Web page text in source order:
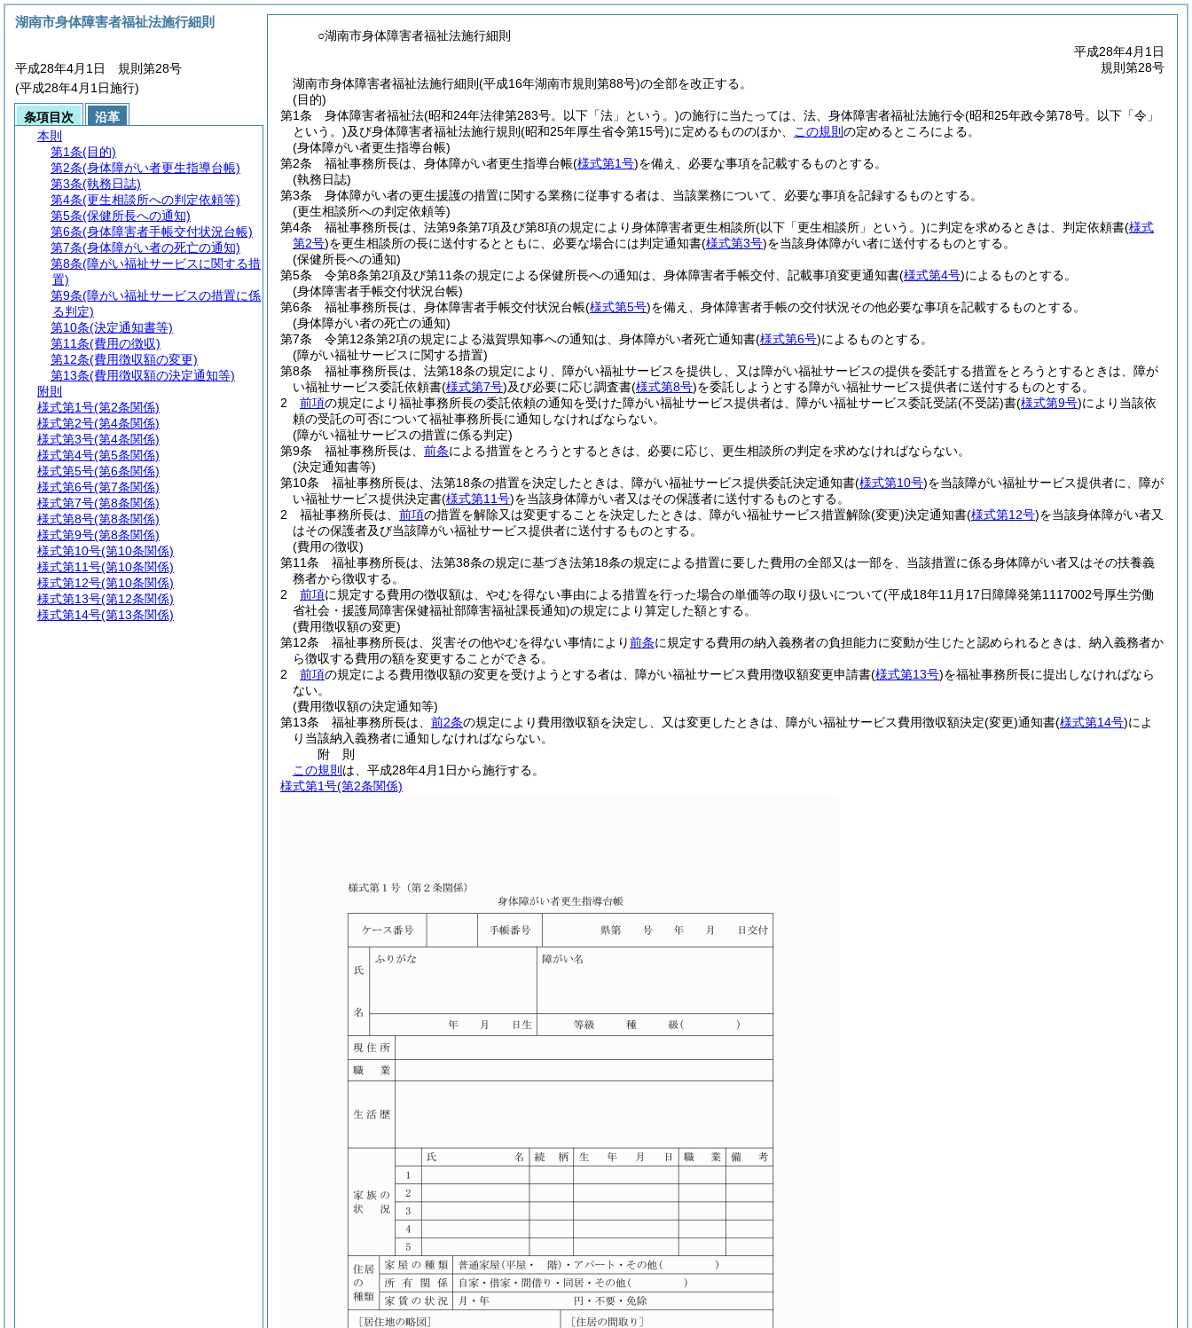
○湖南市身体障害者福祉法施行細則
平成28年4月1日
規則第28号
湖南市身体障害者福祉法施行細則(平成16年湖南市規則第88号)の全部を改正する。
(目的)
第1条
身体障害者福祉法(昭和24年法律第283号。以下「法」という。)の施行に当たっては、法、身体障害者福祉法施行令(昭和25年政令第78号。以下「令」
という。)及び身体障害者福祉法施行規則 (昭和25年厚生省令第15号)に定めるもののほか、 この規則 の定めるところによる。
(身体障がい者更生指導台帳)
第2条
福祉事務所長は、身体障がい者更生指導台帳(様式第1号)を備え、必要な事項を記載するものとする。
(執務日誌)
第3条
身体障がい者の更生援護の措置に関する業務に従事する者は、当該業務について、必要な事項を記録するものとする。
(更生相談所への判定依頼等)
第4条
福祉事務所長は、法第9条第7項及び第8項の規定により身体障害者更生相談所(以下「更生相談所」という。)に判定を求めるときは、判定依頼書(様式
第2号)を更生相談所の長に送付するとともに、必要な場合には判定通知書(様式第3号)を当該身体障がい者に送付するものとする。
(保健所長への通知)
第5条
令第8条第2項及び第11条の規定による保健所長への通知は、身体障害者手帳交付、記載事項変更通知書(様式第4号)によるものとする。
(身体障害者手帳交付状況台帳)
第6条
福祉事務所長は、身体障害者手帳交付状況台帳(様式第5号)を備え、身体障害者手帳の交付状況その他必要な事項を記載するものとする。
(身体障がい者の死亡の通知)
第7条
令第12条第2項の規定による滋賀県知事への通知は、身体障がい者死亡通知書(様式第6号)によるものとする。
(障がい福祉サービスに関する措置)
第8条
福祉事務所長は、法第18条の規定により、障がい福祉サービスを提供し、又は障がい福祉サービスの提供を委託する措置をとろうとするときは、障が
い福祉サービス委託依頼書(様式第7号)及び必要に応じ調査書(様式第8号)を委託しようとする障がい福祉サービス提供者に送付するものとする。
2
前項の規定により福祉事務所長の委託依頼の通知を受けた障がい福祉サービス提供者は、障がい福祉サービス委託受諾(不受諾)書(様式第9号)により当該依
頼の受託の可否について福祉事務所長に通知しなければならない。
(障がい福祉サービスの措置に係る判定)
第9条
福祉事務所長は、 前条による措置をとろうとするときは、必要に応じ、更生相談所の判定を求めなければならない。
(決定通知書等)
第10条
福祉事務所長は、法第18条の措置を決定したときは、障がい福祉サービス提供委託決定通知書(様式第10号)を当該障がい福祉サービス提供者に、障が
い福祉サービス提供決定書(様式第11号)を当該身体障がい者又はその保護者に送付するものとする。
2
福祉事務所長は、 前項の措置を解除又は変更することを決定したときは、障がい福祉サービス措置解除(変更)決定通知書(様式第12号)を当該身体障がい者又
はその保護者及び当該障がい福祉サービス提供者に送付するものとする。
(費用の徴収)
第11条
福祉事務所長は、法第38条の規定に基づき法第18条の規定による措置に要した費用の全部又は一部を、当該措置に係る身体障がい者又はその扶養義
務者から徴収する。
2
前項に規定する費用の徴収額は、やむを得ない事由による措置を行った場合の単価等の取り扱いについて(平成18年11月17日障障発第1117002号厚生労働
省社会・援護局障害保健福祉部障害福祉課長通知)の規定により算定した額とする。
(費用徴収額の変更)
第12条
福祉事務所長は、災害その他やむを得ない事情により前条に規定する費用の納入義務者の負担能力に変動が生じたと認められるときは、納入義務者か
ら徴収する費用の額を変更することができる。
2
前項の規定による費用徴収額の変更を受けようとする者は、障がい福祉サービス費用徴収額変更申請書(様式第13号)を福祉事務所長に提出しなければなら
ない。
(費用徴収額の決定通知等)
第13条
福祉事務所長は、 前2条の規定により費用徴収額を決定し、又は変更したときは、障がい福祉サービス費用徴収額決定(変更)通知書(様式第14号)によ
り当該納入義務者に通知しなければならない。
附 則
この規則 は、平成28年4月1日から施行する。
様式第1号(第2条関係)
湖南市身体障害者福祉法施行細則
平成28年4月1日 規則第28号
(平成28年4月1日施行)
条項目次
沿革
本則
第1条(目的)
第2条(身体障がい者更生指導台帳)
第3条(執務日誌)
第4条(更生相談所への判定依頼等)
第5条(保健所長への通知)
第6条(身体障害者手帳交付状況台帳)
第7条(身体障がい者の死亡の通知)
第8条(障がい福祉サービスに関する措
置)
第9条(障がい福祉サービスの措置に係
る判定)
第10条(決定通知書等)
第11条(費用の徴収)
第12条(費用徴収額の変更)
第13条(費用徴収額の決定通知等)
附則
様式第1号(第2条関係)
様式第2号(第4条関係)
様式第3号(第4条関係)
様式第4号(第5条関係)
様式第5号(第6条関係)
様式第6号(第7条関係)
様式第7号(第8条関係)
様式第8号(第8条関係)
様式第9号(第8条関係)
様式第10号(第10条関係)
様式第11号(第10条関係)
様式第12号(第10条関係)
様式第13号(第12条関係)
様式第14号(第13条関係)